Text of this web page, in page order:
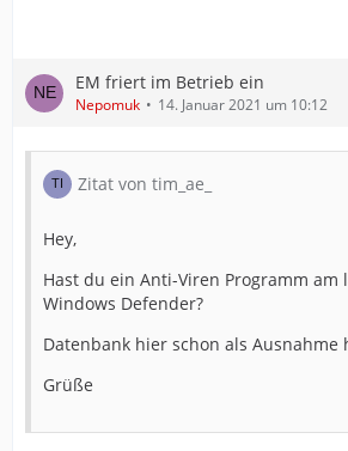
EM friert im Betrieb ein
Nepomuk 14. Januar 2021 um 10:12
Zitat von tim_ae_
Hey,
Hast du ein Anti-Viren Programm am
Windows Defender?
Datenbank hier schon als Ausnahme
Grüße